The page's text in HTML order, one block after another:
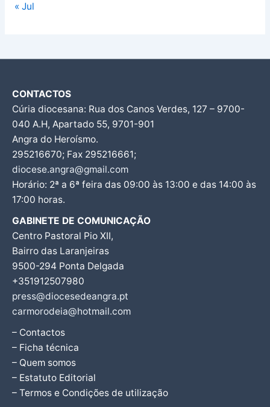
« Jul
CONTACTOS
Cúria diocesana: Rua dos Canos Verdes, 127 – 9700-
040 A.H, Apartado 55, 9701-901
Angra do Heroísmo.
295216670; Fax 295216661;
diocese.angra@gmail.com
Horário: 2ª a 6ª feira das 09:00 às 13:00 e das 14:00 às
17:00 horas.
GABINETE DE COMUNICAÇÃO
Centro Pastoral Pio XII,
Bairro das Laranjeiras
9500-294 Ponta Delgada
+351912507980
press@diocesedeangra.pt
carmorodeia@hotmail.com
– Contactos
– Ficha técnica
– Quem somos
– Estatuto Editorial
– Termos e Condições de utilização